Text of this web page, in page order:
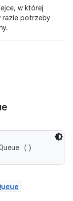
w której
razie potrzeby
()